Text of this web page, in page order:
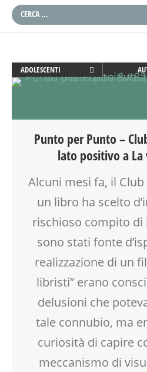
ADOLESCENTI
ADULTI
CREATIVITÀ
GENITORI
INSEGNANTI
SOCIALIZZAZIONE
Punto per Punto –
lato positivo a La
Alcuni mesi fa, il
un libro ha scelto
rischioso compito di
sono stati fonte
realizzazione di un
libristi” erano
delusioni che
tale connubio, ma
curiosità di capire
meccanismo di